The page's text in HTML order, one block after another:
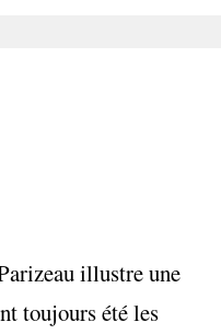
illustre une
toujours été les